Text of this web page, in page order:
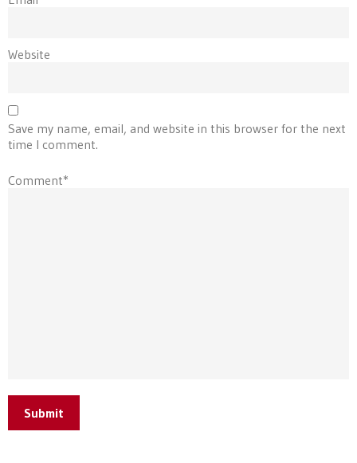
Website
Save my name, email, and website in this browser for the next
time I comment.
Comment*
Submit